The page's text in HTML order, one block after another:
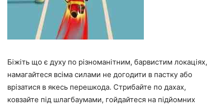
Біжіть що є духу по різноманітним, барвистим локаціях,
намагайтеся всіма силами не догодити в пастку або
врізатися в якесь перешкода. Стрибайте по дахах,
ковзайте під шлагбаумами, гойдайтеся на підйомних